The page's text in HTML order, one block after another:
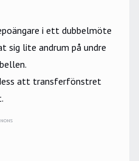
i ett dubbelmöte
sig lite andrum på undre
att transferfönstret